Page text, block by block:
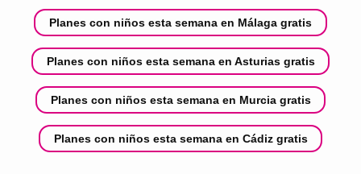
Planes con niños esta semana en Málaga gratis
Planes con niños esta semana en Asturias gratis
Planes con niños esta semana en Murcia gratis
Planes con niños esta semana en Cádiz gratis